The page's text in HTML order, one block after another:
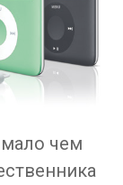
мало чем